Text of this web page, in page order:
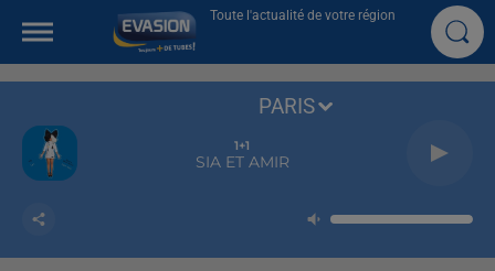
Toute l'actualité de votre région
1+1
SIA ET AMIR
PARIS